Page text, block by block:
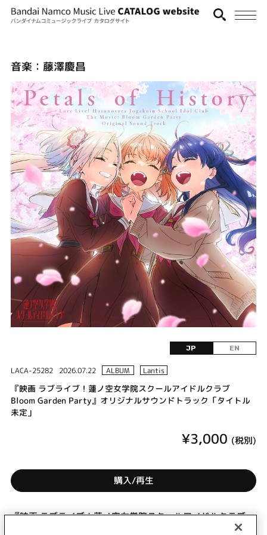
音楽：藤澤慶昌
JP EN
LACA-25282 2026.07.22 ALBUM Lantis
『映画 ラブライブ！蓮ノ空女学院スクールアイドルクラブ
Bloom Garden Party』オリジナルサウンドトラック「タイトル
未定」
¥3,000 (税別)
購入/再生
『映画 ラブライブ！蓮ノ空女学院スクールアイドルクラブ
Bloom Garden Party』2026年5月8日（金）全国劇場公開！